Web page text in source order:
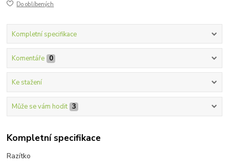
Do oblíbených
Kompletní specifikace
Komentáře 0
Ke stažení
Může se vám hodit 3
Kompletní specifikace
Razítko